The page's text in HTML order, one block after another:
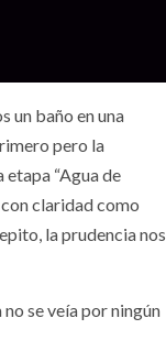
un baño en una
pero la
“Agua de
claridad como
la prudencia nos
se veía por ningún